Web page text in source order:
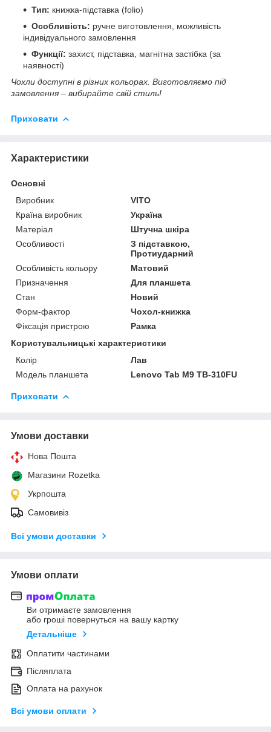
Тип: книжка-підставка (folio)
Особливість: ручне виготовлення, можливість
індивідуального замовлення
Функції: захист, підставка, магнітна застібка (за
наявності)
Чохли доступні в різних кольорах. Виготовляємо під
замовлення – вибирайте свій стиль!
Приховати
Характеристики
Основні
Виробник
VITO
Країна виробник
Україна
Матеріал
Штучна шкіра
Особливості
З підставкою,
Протиударний
Особливість кольору
Матовий
Призначення
Для планшета
Стан
Новий
Форм-фактор
Чохол-книжка
Фіксація пристрою
Рамка
Користувальницькі характеристики
Колір
Лав
Модель планшета
Lenovo Tab M9 TB-310FU
Приховати
Умови доставки
Нова Пошта
Магазини Rozetka
Укрпошта
Самовивіз
Всі умови доставки
Умови оплати
Ви отримаєте замовлення
або гроші повернуться на вашу картку
Детальніше
Оплатити частинами
Післяплата
Оплата на рахунок
Всі умови оплати